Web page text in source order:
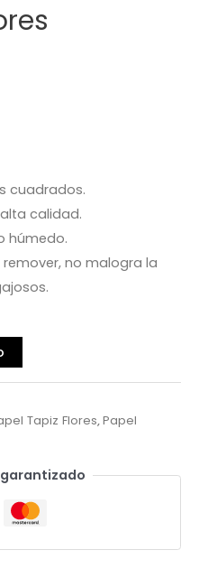
cuadrados.
calidad.
húmedo.
remover, no malogra la
Tapiz Flores,Papel